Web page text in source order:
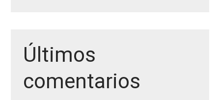
Últimos
comentarios